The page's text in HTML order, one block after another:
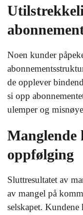
Noen kunder
de opplever
si opp
ulemper og
Manglende
oppfølging
Sluttresultatet av
av mangel på
selskapet.